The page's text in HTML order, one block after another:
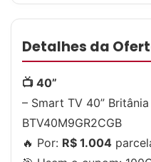
Detalhes da
📺 40”
– Smart TV 40”
BTV40M9GR2CGB
🔥 Por: R$ 1.004